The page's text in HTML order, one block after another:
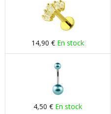
14,90 € En stock
4,50 € En stock